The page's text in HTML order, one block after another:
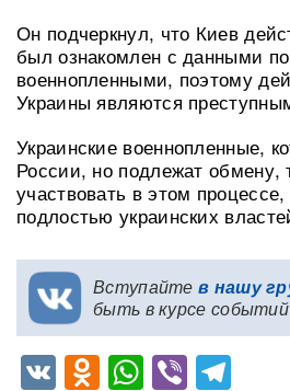
Он подчеркнул, что Киев
был ознакомлен с данными
военнопленными, поэтому
Украины являются
Украинские военнопленные,
России, но подлежат обмену,
участвовать в этом
подлостью украинских
Вступайте в нашу
быть в курсе
VK WhatsApp
Viber